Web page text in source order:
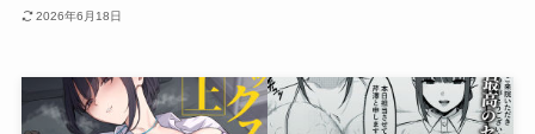
2026年6月18日